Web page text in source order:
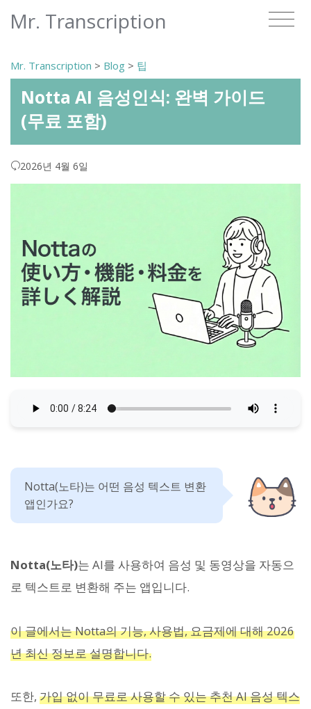
Mr. Transcription
Mr. Transcription > Blog > 팁
Notta AI 음성인식: 완벽 가이드
(무료 포함)
2026년 4월 6일
Notta(노타)는 어떤 음성 텍스트 변환
앱인가요?
Notta(노타)는 AI를 사용하여 음성 및 동영상을 자동으
로 텍스트로 변환해 주는 앱입니다.
이 글에서는 Notta의 기능, 사용법, 요금제에 대해 2026
년 최신 정보로 설명합니다.
또한, 가입 없이 무료로 사용할 수 있는 추천 AI 음성 텍스